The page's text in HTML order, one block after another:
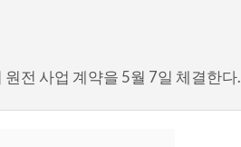
전 사업 계약을 5월 7일 체결한다.